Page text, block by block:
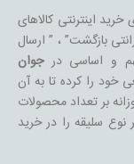
اینترنتی کالاهای
بازگشت” ، ” ارسال
و اساسی درجوان
را کرده تا به آن
بر تعداد محصولات
نوع سلیقه را در خرید